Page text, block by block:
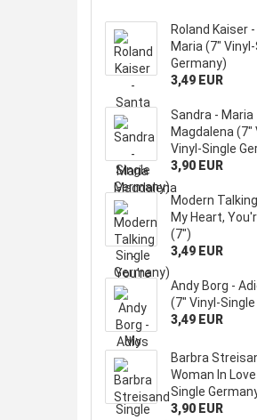
Roland Kaiser
Maria (7"
Germany)
3,49 EUR
Sandra - Maria
Magdalena (7"
Vinyl-Single
3,90 EUR
Modern
My Heart,
(7")
3,49 EUR
Andy Borg -
(7" Vinyl-
3,49 EUR
Barbra
Woman In
Single
3,90 EUR